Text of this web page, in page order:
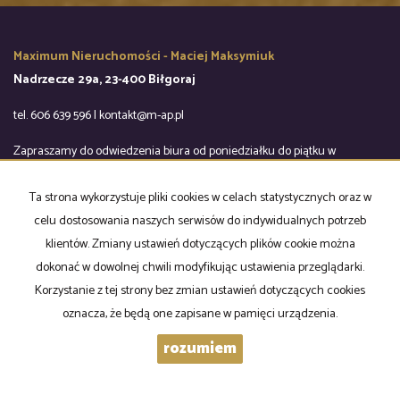
Maximum Nieruchomości - Maciej Maksymiuk
Nadrzecze 29a, 23-400 Biłgoraj
tel. 606 639 596 | kontakt@m-ap.pl
Zapraszamy do odwiedzenia biura od poniedziałku do piątku w
Mieszkaniana wynajem
Domyna wynajem
Działkina wynajem
Lokalena wynajem
Halena wynajem
Obiektyna wynajem
na sprzedaż
na sprzedaż
Ta strona wykorzystuje pliki cookies w celach statystycznych oraz w
celu dostosowania naszych serwisów do indywidualnych potrzeb
klientów. Zmiany ustawień dotyczących plików cookie można
dokonać w dowolnej chwili modyfikując ustawienia przeglądarki.
Korzystanie z tej strony bez zmian ustawień dotyczących cookies
oznacza, że będą one zapisane w pamięci urządzenia.
rozumiem